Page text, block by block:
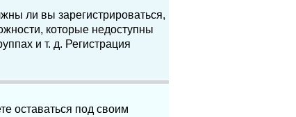
ли вы зарегистрироваться,
которые недоступны
и т. д. Регистрация
оставаться под своим